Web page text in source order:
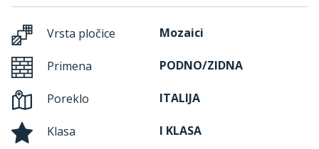
Vrsta pločice Mozaici
Primena PODNO/ZIDNA
Poreklo ITALIJA
Klasa I KLASA